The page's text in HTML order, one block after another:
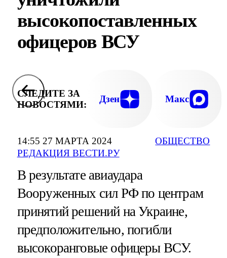
14:55 27 МАРТА 2024
РЕДАКЦИЯ ВЕСТИ.РУ
ОБЩЕСТВО
высокопоставленных
офицеров ВСУ
СЛЕДИТЕ ЗА
НОВОСТЯМИ:
Дзен Макс
В результате авиаудара
Вооруженных сил РФ по центрам
принятий решений на Украине,
предположительно, погибли
высокоранговые офицеры ВСУ.